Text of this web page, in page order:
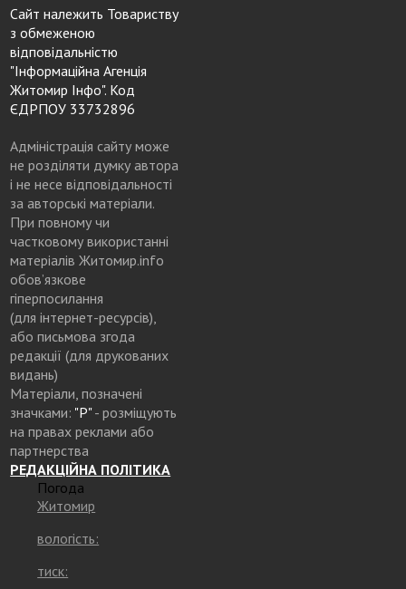
Сайт належить Товариству
з обмеженою
відповідальністю
"Інформаційна Агенція
Житомир Інфо". Код
ЄДРПОУ 33732896
Адміністрація сайту може
не розділяти думку автора
і не несе відповідальності
за авторські матеріали.
При повному чи
частковому використанні
матеріалів Житомир.info
обов’язкове
гіперпосилання
(для інтернет-ресурсів),
або письмова згода
редакції (для друкованих
видань)
Матеріали, позначені
значками: "Р"- розміщують
на правах реклами або
партнерства
РЕДАКЦІЙНА ПОЛІТИКА
Погода
Житомир
вологість:
тиск: